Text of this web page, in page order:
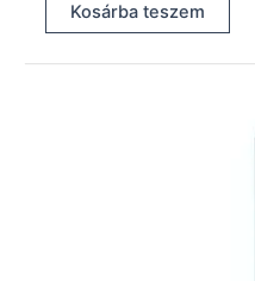
Kosárba teszem